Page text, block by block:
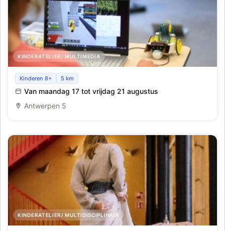
KINDERATELIER/ MULTIMEDIA
Creëer je eigen game in Scratch_Antwerpen_Zomer
8_Overnachting
Kinderen 8+ 5 km
Van maandag 17 tot vrijdag 21 augustus
Antwerpen 5
KINDERATELIER/ MULTIDISCIPLINAIR